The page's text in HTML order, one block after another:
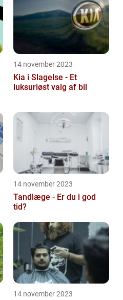
14 november 2023
Kia i Slagelse - Et
luksuriøst valg af bil
14 november 2023
Tandlæge - Er du i god
tid?
14 november 2023